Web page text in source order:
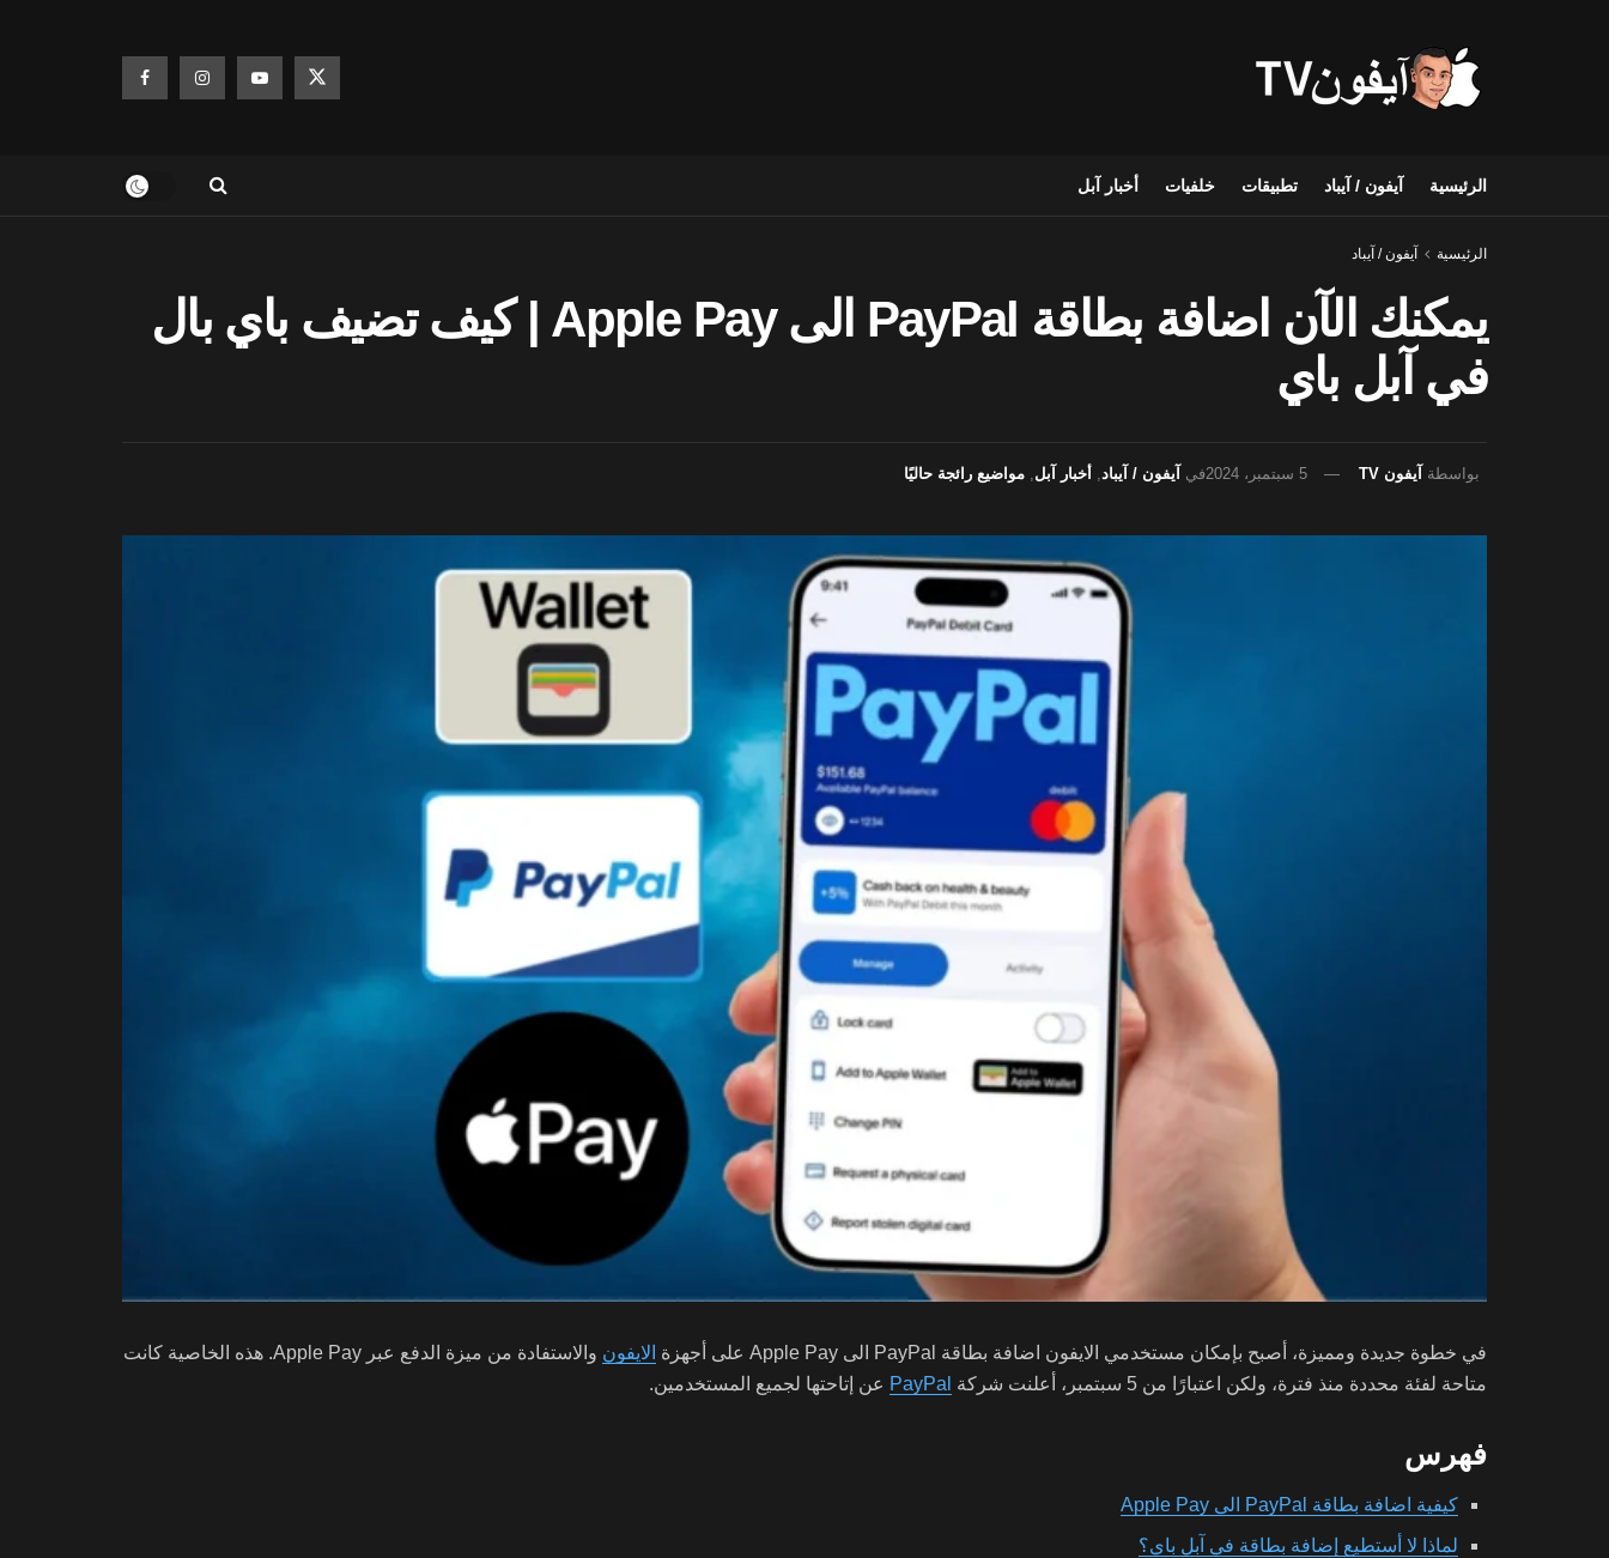
الرئيسية آيفون / آيباد تطبيقات خلفيات أخبار آبل
الرئيسية آيفون / آيباد
يمكنك الآن اضافة بطاقة PayPal الى Apple Pay | كيف تضيف باي بال
في آبل باي
بواسطة آيفون TV 5 سبتمبر، 2024 في آيفون / آيباد, أخبار آبل, مواضيع رائجة حاليًا
في خطوة جديدة ومميزة، أصبح بإمكان مستخدمي الايفون اضافة بطاقة PayPal الى Apple Pay على أجهزة الايفون
والاستفادة من ميزة الدفع عبر Apple Pay. هذه الخاصية كانت
متاحة لفئة محددة منذ فترة، ولكن اعتبارًا من 5 سبتمبر، أعلنت شركة
PayPal عن إتاحتها لجميع المستخدمين.
فهرس
كيفية اضافة بطاقة PayPal الى Apple Pay
لماذا لا أستطيع إضافة بطاقة في آبل باي؟